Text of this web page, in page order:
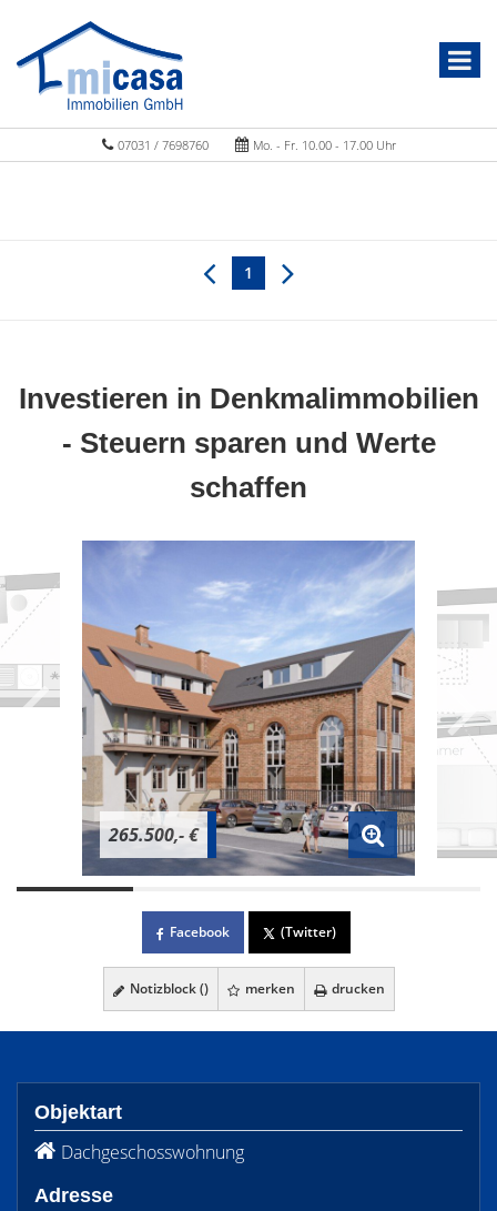
07031 / 7698760 Mo. - Fr. 10.00 - 17.00 Uhr
1
Investieren in Denkmalimmobilien
- Steuern sparen und Werte
schaffen
265.500,- €
Facebook (Twitter)
Notizblock () merken drucken
Objektart
Dachgeschosswohnung
Adresse